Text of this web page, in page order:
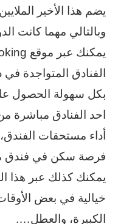
يضم هذا الأخير
وبالتالي مهما كانت
الفنادق المتواجدة في
بكل سهولة الحصول
احد الفنادق مباشرة
أداء مستحقات
فرصة سكن في فندق
يمكنك كذلك عبر هذا
خيالية في بعض
الكبيرة، والعطل….